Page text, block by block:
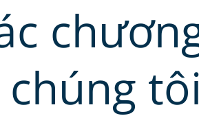
chúng